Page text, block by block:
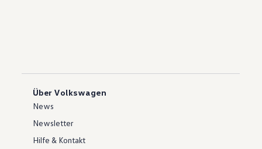
Über Volkswagen
News
Newsletter
Hilfe & Kontakt